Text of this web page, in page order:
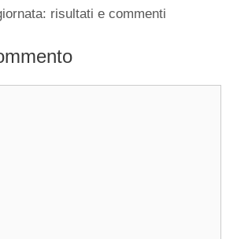
risultati e commenti